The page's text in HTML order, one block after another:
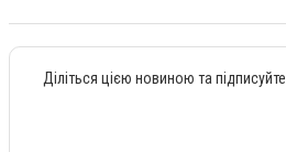
Діліться цією новиною та